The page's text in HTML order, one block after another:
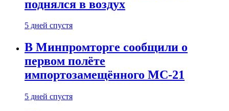
поднялся в воздух
5 дней спустя
В Минпромторге сообщили о
первом полёте
импортозамещённого МС-21
5 дней спустя